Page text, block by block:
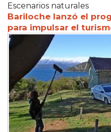
Escenarios naturales
Bariloche lanzó el
para impulsar el